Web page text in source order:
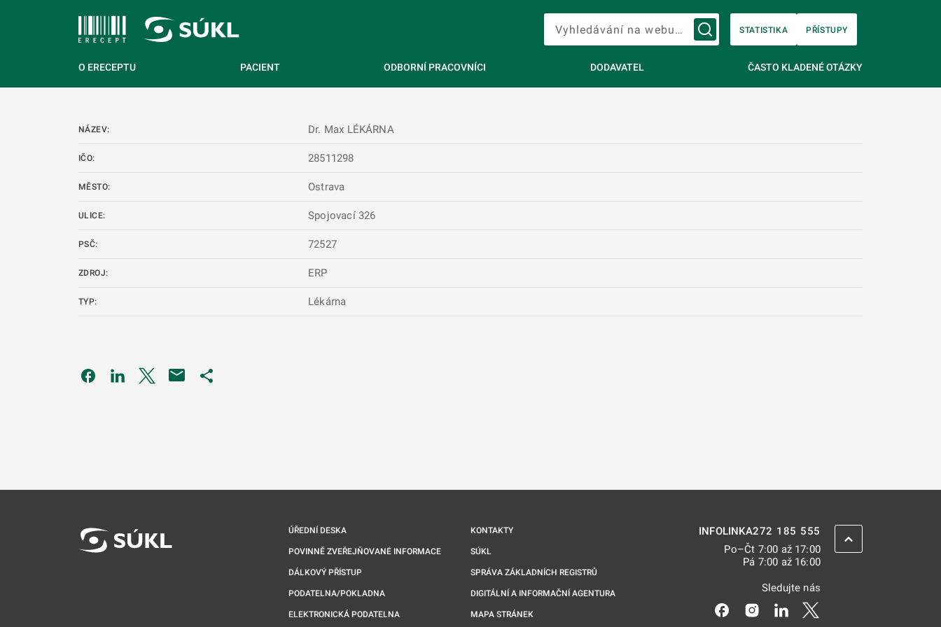
Vyhledávání na webu…
STATISTIKA PŘÍSTUPY
O ERECEPTU PACIENT ODBORNÍ PRACOVNÍCI DODAVATEL ČASTO KLADENÉ OTÁZKY
NÁZEV: Dr. Max LÉKÁRNA
IČO: 28511298
MĚSTO: Ostrava
ULICE: Spojovací 326
PSČ: 72527
ZDROJ: ERP
TYP: Lékárna
Odkaz se otevře na nové kartě
Odkaz se otevře na nové kartě
Odkaz se otevře na nové kartě
ÚŘEDNÍ DESKA
POVINNĚ ZVEŘEJŇOVANÉ INFORMACE
DÁLKOVÝ PŘÍSTUP
PODATELNA/POKLADNA
ELEKTRONICKÁ PODATELNA
KONTAKTY
SÚKL
SPRÁVA ZÁKLADNÍCH REGISTRŮ
DIGITÁLNÍ A INFORMAČNÍ AGENTURA
MAPA STRÁNEK
INFOLINKA272 185 555
Po–Čt 7:00 až 17:00
Pá 7:00 až 16:00
Sledujte nás
Odkaz se otevře na nové kartě
Odkaz se otevře na nové kartě
Odkaz se otevře na nové
ZPĚT NAHORU